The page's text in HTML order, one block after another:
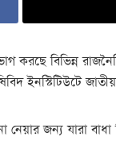
করছে বিভিন্ন
ইনস্টিটিউটে জাতীয়
জন্য যারা